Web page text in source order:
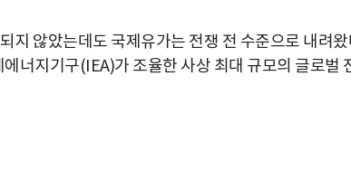
지 않았는데도 국제유가는 전쟁 전 수준으로 내려
너지기구(IEA)가 조율한 사상 최대 규모의 글로벌